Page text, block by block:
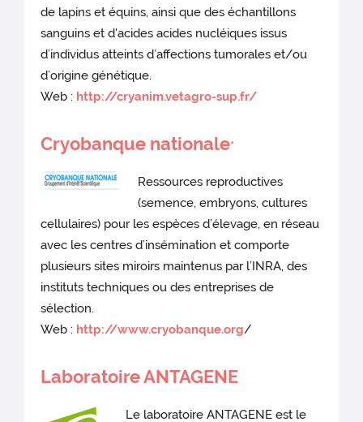
de lapins et équins, ainsi que des échantillons
sanguins et d'acides acides nucléiques issus
d’individus atteints d’affections tumorales et/ou
d’origine génétique.
Web : http://cryanim.vetagro-sup.fr/
Cryobanque nationale*
Ressources reproductives
(semence, embryons, cultures
cellulaires) pour les espèces d’élevage, en réseau
avec les centres d’insémination et comporte
plusieurs sites miroirs maintenus par l’INRA, des
instituts techniques ou des entreprises de
sélection.
Web : http://www.cryobanque.org/
Laboratoire ANTAGENE
Le laboratoire ANTAGENE est le